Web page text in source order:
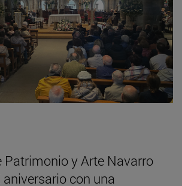
Patrimonio y Arte Navarro
aniversario con una